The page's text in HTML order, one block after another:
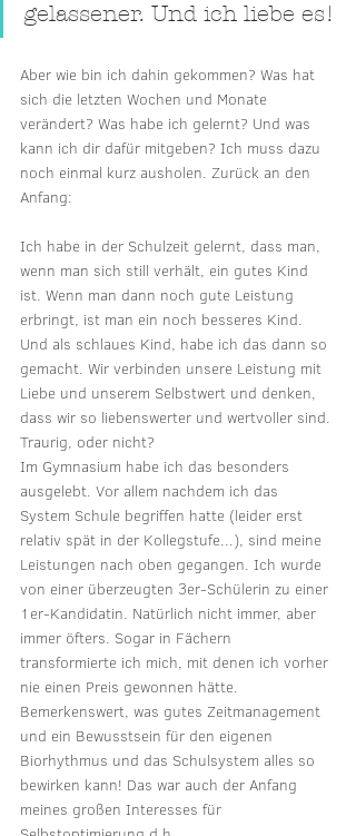
gelassener. Und ich liebe es!
Aber wie bin ich dahin gekommen? Was hat
sich die letzten Wochen und Monate
verändert? Was habe ich gelernt? Und was
kann ich dir dafür mitgeben? Ich muss dazu
noch einmal kurz ausholen. Zurück an den
Anfang:
Ich habe in der Schulzeit gelernt, dass man,
wenn man sich still verhält, ein gutes Kind
ist. Wenn man dann noch gute Leistung
erbringt, ist man ein noch besseres Kind.
Und als schlaues Kind, habe ich das dann so
gemacht. Wir verbinden unsere Leistung mit
Liebe und unserem Selbstwert und denken,
dass wir so liebenswerter und wertvoller sind.
Traurig, oder nicht?
Im Gymnasium habe ich das besonders
ausgelebt. Vor allem nachdem ich das
System Schule begriffen hatte (leider erst
relativ spät in der Kollegstufe...), sind meine
Leistungen nach oben gegangen. Ich wurde
von einer überzeugten 3er-Schülerin zu einer
1er-Kandidatin. Natürlich nicht immer, aber
immer öfters. Sogar in Fächern
transformierte ich mich, mit denen ich vorher
nie einen Preis gewonnen hätte.
Bemerkenswert, was gutes Zeitmanagement
und ein Bewusstsein für den eigenen
Biorhythmus und das Schulsystem alles so
bewirken kann! Das war auch der Anfang
meines großen Interesses für